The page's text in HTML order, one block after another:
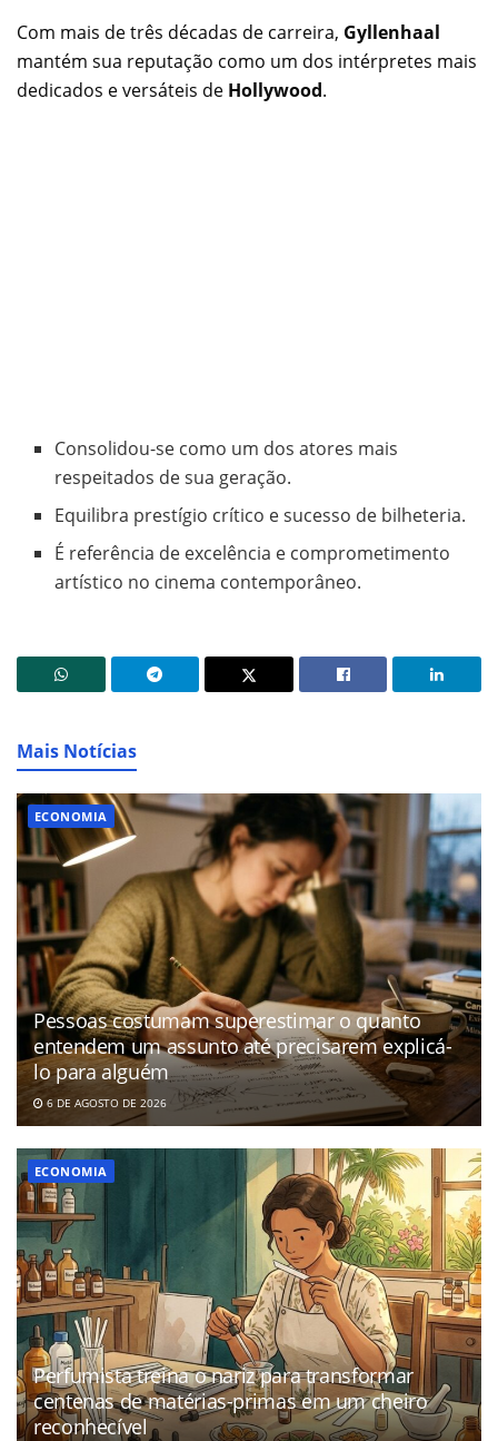
Com mais de três décadas de carreira, Gyllenhaal
mantém sua reputação como um dos intérpretes mais
dedicados e versáteis de Hollywood.
Consolidou-se como um dos atores mais
respeitados de sua geração.
Equilibra prestígio crítico e sucesso de bilheteria.
É referência de excelência e comprometimento
artístico no cinema contemporâneo.
Mais Notícias
ECONOMIA
Pessoas costumam superestimar o quanto
entendem um assunto até precisarem explicá-
lo para alguém
6 DE AGOSTO DE 2026
ECONOMIA
Perfumista treina o nariz para transformar
centenas de matérias-primas em um cheiro
reconhecível